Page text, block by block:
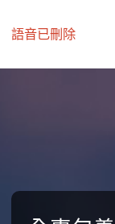
語音已刪除